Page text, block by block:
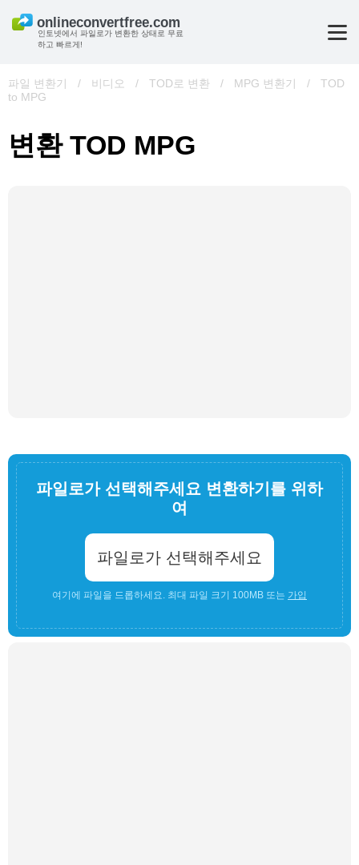
인토넷에서 파일로가 변환한 상태로 무료
하고 빠르게!
파일 변환기 / 비디오 / TOD로 변환 / MPG 변환기 /
TOD
to MPG
변환 TOD MPG
파일로가 선택해주세요 변환하기를 위하
여
파일로가 선택해주세요
여기에 파일을 드롭하세요. 최대 파일 크기 100MB 또는 가입